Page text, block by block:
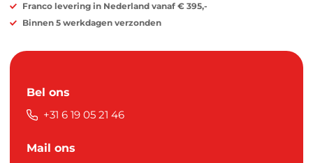
Franco levering in Nederland vanaf € 395,-
Binnen 5 werkdagen verzonden
Bel ons
+31 6 19 05 21 46
Mail ons